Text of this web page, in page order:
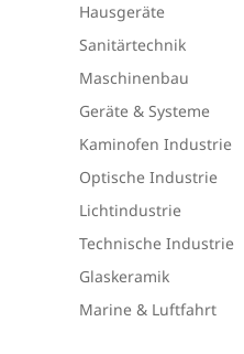
Hausgeräte
Sanitärtechnik
Maschinenbau
Geräte & Systeme
Kaminofen Industrie
Optische Industrie
Lichtindustrie
Technische Industrie
Glaskeramik
Marine & Luftfahrt